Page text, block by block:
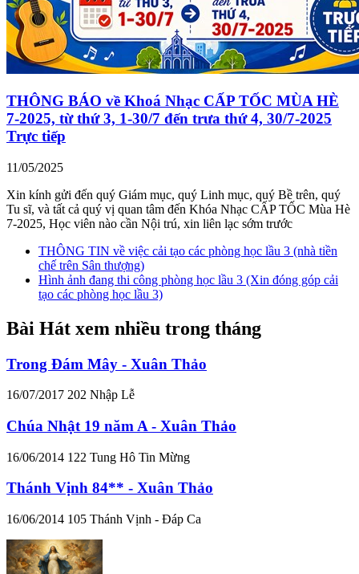
THÔNG BÁO về Khoá Nhạc CẤP TỐC MÙA HÈ
7-2025, từ thứ 3, 1-30/7 đến trưa thứ 4, 30/7-2025
Trực tiếp
11/05/2025
Xin kính gửi đến quý Giám mục, quý Linh mục, quý Bề trên, quý
Tu sĩ, và tất cả quý vị quan tâm đến Khóa Nhạc CẤP TỐC Mùa Hè
7-2025, Học viên nào cần Nội trú, xin liên lạc sớm trước
THÔNG TIN về việc cải tạo các phòng học lầu 3 (nhà tiền
chế trên Sân thượng)
Hình ảnh đang thi công phòng học lầu 3 (Xin đóng góp cải
tạo các phòng học lầu 3)
Bài Hát xem nhiều trong tháng
Trong Đám Mây - Xuân Thảo
16/07/2017 202 Nhập Lễ
Chúa Nhật 19 năm A - Xuân Thảo
16/06/2014 122 Tung Hô Tin Mừng
Thánh Vịnh 84** - Xuân Thảo
16/06/2014 105 Thánh Vịnh - Đáp Ca